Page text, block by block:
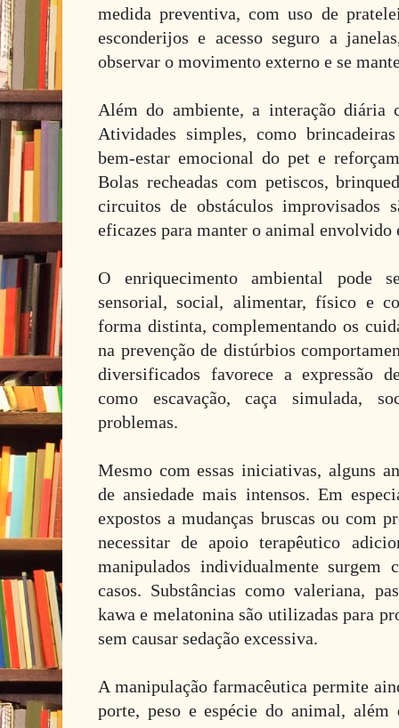
medida preventiva, com uso de
esconderijos e acesso seguro a
observar o movimento externo e se
Além do ambiente, a interação diária
Atividades simples, como
bem-estar emocional do pet e
Bolas recheadas com petiscos,
circuitos de obstáculos improvisados
eficazes para manter o animal envolvido
O enriquecimento ambiental pode
sensorial, social, alimentar, físico e
forma distinta, complementando os
na prevenção de distúrbios
diversificados favorece a expressão
como escavação, caça simulada,
problemas.
Mesmo com essas iniciativas, alguns
de ansiedade mais intensos. Em
expostos a mudanças bruscas ou com
necessitar de apoio terapêutico
manipulados individualmente surgem
casos. Substâncias como valeriana,
kawa e melatonina são utilizadas para
sem causar sedação excessiva.
A manipulação farmacêutica permite
porte, peso e espécie do animal,